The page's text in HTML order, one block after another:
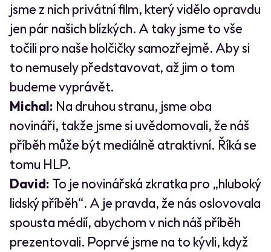
jsme z nich privátní film, který vidělo opravdu
jen pár našich blízkých. A taky jsme to vše
točili pro naše holčičky samozřejmě. Aby si
to nemusely představovat, až jim o tom
budeme vyprávět.
Michal: Na druhou stranu, jsme oba
novináři, takže jsme si uvědomovali, že náš
příběh může být mediálně atraktivní. Říká se
tomu HLP.
David: To je novinářská zkratka pro „hluboký
lidský příběh“. A je pravda, že nás oslovovala
spousta médií, abychom v nich náš příběh
prezentovali. Poprvé jsme na to kývli, když